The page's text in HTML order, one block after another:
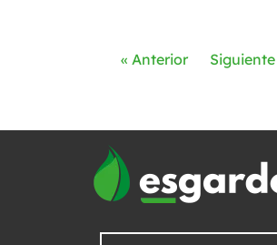
« Anterior Siguiente